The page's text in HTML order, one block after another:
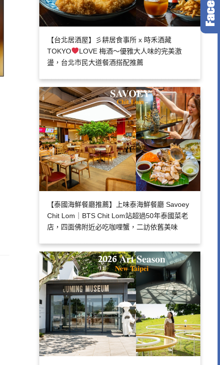
【台北居酒屋】彡耕居食事所 x 時禾酒藏
TOKYO
LOVE 梅酒～優雅大人味的完美激
盪，台北市民大道餐酒搭配推薦
【泰國海鮮餐廳推薦】上味泰海鮮餐廳 Savoey
Chit Lom｜BTS Chit Lom站超過50年泰國菜老
店，四面佛附近必吃咖哩蟹，二訪依舊美味